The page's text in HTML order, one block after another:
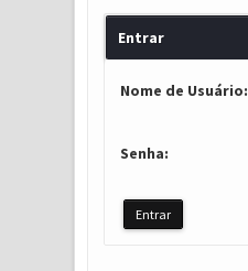
Entrar
Nome de Usuário:
Senha: